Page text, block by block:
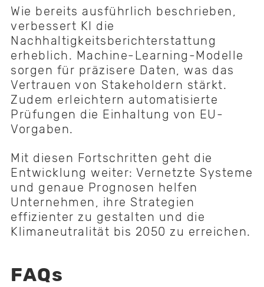
Wie bereits ausführlich beschrieben,
verbessert KI die
Nachhaltigkeitsberichterstattung
erheblich. Machine-Learning-Modelle
sorgen für präzisere Daten, was das
Vertrauen von Stakeholdern stärkt.
Zudem erleichtern automatisierte
Prüfungen die Einhaltung von EU-
Vorgaben.
Mit diesen Fortschritten geht die
Entwicklung weiter: Vernetzte Systeme
und genaue Prognosen helfen
Unternehmen, ihre Strategien
effizienter zu gestalten und die
Klimaneutralität bis 2050 zu erreichen.
FAQs